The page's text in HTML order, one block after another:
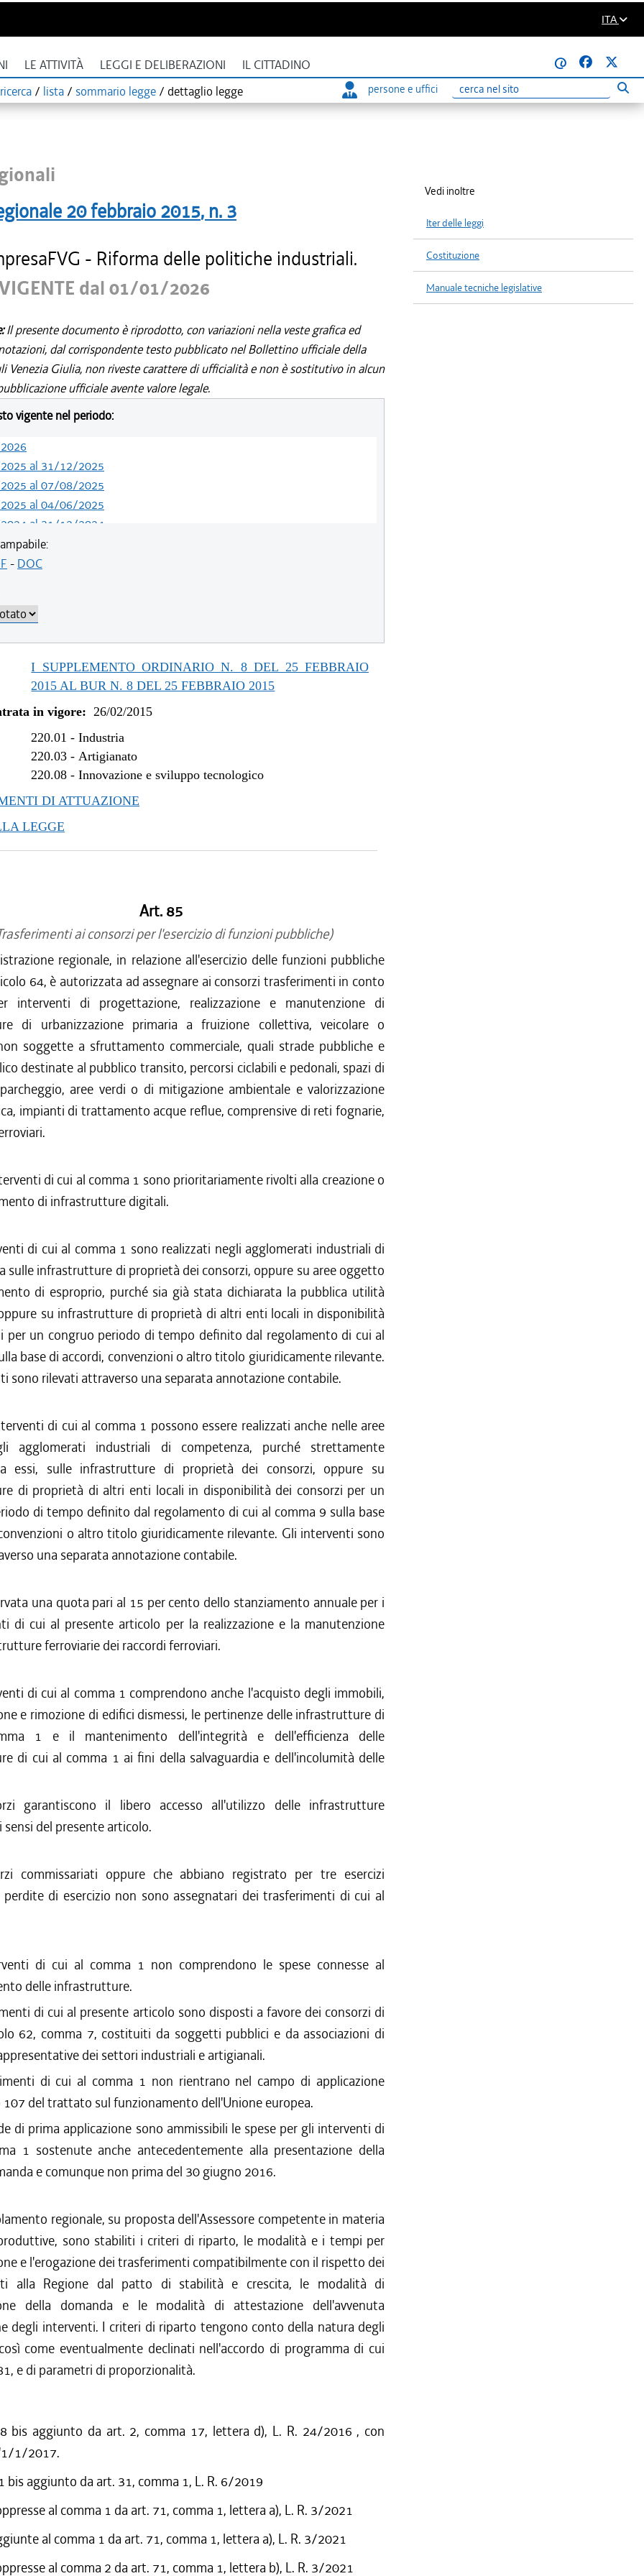
ITA
LE ATTIVITÀ LEGGI E DELIBERAZIONI IL CITTADINO
@
ricerca / lista / sommario legge / dettaglio legge persone e uffici
Ricerca
20 febbraio 2015, n. 3
- Riforma delle politiche industriali.
dal 01/01/2026
Il presente documento è riprodotto, con variazioni nella veste grafica ed
dal corrispondente testo pubblicato nel Bollettino ufficiale della
Venezia Giulia, non riveste carattere di ufficialità e non è sostitutivo in alcun
ufficiale avente valore legale.
vigente nel periodo:
al 31/12/2025
al 07/08/2025
al 04/06/2025
al 31/12/2024
al 09/08/2024
al 13/05/2024
al 08/08/2022
al 20/07/2022
al 13/06/2022
al 31/12/2021
2021 al 11/08/2021
al 11/11/2020
al 25/06/2020
2019 al 31/12/2019
2019 al 10/07/2019
al 30/04/2019
al 28/03/2018
al 31/12/2017
2017 al 14/04/2017
al 31/12/2016
al 14/12/2016
al 12/08/2016
al 12/04/2016
al 31/12/2015
al 12/11/2015
al 30/09/2015
al 10/08/2015
al 22/07/2015
- DOC
I SUPPLEMENTO ORDINARIO N. 8 DEL 25 FEBBRAIO
2015 AL BUR N. 8 DEL 25 FEBBRAIO 2015
in vigore: 26/02/2015
220.01 -Industria
220.03 -Artigianato
220.08 -Innovazione e sviluppo tecnologico
DI ATTUAZIONE
LEGGE
Art. 85
ai consorzi per l'esercizio di funzioni pubbliche)
regionale, in relazione all'esercizio delle funzioni pubbliche
64, è autorizzata ad assegnare ai consorzi trasferimenti in conto
interventi di progettazione, realizzazione e manutenzione di
di urbanizzazione primaria a fruizione collettiva, veicolare o
soggette a sfruttamento commerciale, quali strade pubbliche e
destinate al pubblico transito, percorsi ciclabili e pedonali, spazi di
aree verdi o di mitigazione ambientale e valorizzazione
impianti di trattamento acque reflue, comprensive di reti fognarie,
di cui al comma 1 sono prioritariamente rivolti alla creazione o
di infrastrutture digitali.
di cui al comma 1 sono realizzati negli agglomerati industriali di
sulle infrastrutture di proprietà dei consorzi, oppure su aree oggetto
di esproprio, purché sia già stata dichiarata la pubblica utilità
su infrastrutture di proprietà di altri enti locali in disponibilità
per un congruo periodo di tempo definito dal regolamento di cui al
base di accordi, convenzioni o altro titolo giuridicamente rilevante.
sono rilevati attraverso una separata annotazione contabile.
di cui al comma 1 possono essere realizzati anche nelle aree
agglomerati industriali di competenza, purché strettamente
essi, sulle infrastrutture di proprietà dei consorzi, oppure su
di proprietà di altri enti locali in disponibilità dei consorzi per un
di tempo definito dal regolamento di cui al comma 9 sulla base
o altro titolo giuridicamente rilevante. Gli interventi sono
una separata annotazione contabile.
una quota pari al 15 per cento dello stanziamento annuale per i
di cui al presente articolo per la realizzazione e la manutenzione
ferroviarie dei raccordi ferroviari.
di cui al comma 1 comprendono anche l'acquisto degli immobili,
e rimozione di edifici dismessi, le pertinenze delle infrastrutture di
1 e il mantenimento dell'integrità e dell'efficienza delle
di cui al comma 1 ai fini della salvaguardia e dell'incolumità delle
garantiscono il libero accesso all'utilizzo delle infrastrutture
sensi del presente articolo.
commissariati oppure che abbiano registrato per tre esercizi
perdite di esercizio non sono assegnatari dei trasferimenti di cui al
di cui al comma 1 non comprendono le spese connesse al
delle infrastrutture.
di cui al presente articolo sono disposti a favore dei consorzi di
62, comma 7, costituiti da soggetti pubblici e da associazioni di
dei settori industriali e artigianali.
di cui al comma 1 non rientrano nel campo di applicazione
del trattato sul funzionamento dell'Unione europea.
di prima applicazione sono ammissibili le spese per gli interventi di
1 sostenute anche antecedentemente alla presentazione della
e comunque non prima del 30 giugno 2016.
regionale, su proposta dell'Assessore competente in materia
sono stabiliti i criteri di riparto, le modalità e i tempi per
e l'erogazione dei trasferimenti compatibilmente con il rispetto dei
alla Regione dal patto di stabilità e crescita, le modalità di
della domanda e le modalità di attestazione dell'avvenuta
degli interventi. I criteri di riparto tengono conto della natura degli
come eventualmente declinati nell'accordo di programma di cui
e di parametri di proporzionalità.
bis aggiunto da art. 2, comma 17, lettera d), L. R. 24/2016 , con
1/2017.
bis aggiunto da art. 31, comma 1, L. R. 6/2019
al comma 1 da art. 71, comma 1, lettera a), L. R. 3/2021
al comma 1 da art. 71, comma 1, lettera a), L. R. 3/2021
al comma 2 da art. 71, comma 1, lettera b), L. R. 3/2021
Vedi inoltre
Iter delle leggi
Costituzione
Manuale tecniche legislative